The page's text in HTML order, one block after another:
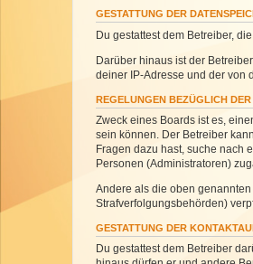
GESTATTUNG DER
Du gestattest dem Betreiber,
Darüber hinaus ist der
deiner IP-Adresse und der von
REGELUNGEN BEZÜGLICH
Zweck eines Boards ist es,
sein können. Der Betreiber
Fragen dazu hast, suche nach
Personen (Administratoren)
Andere als die oben
Strafverfolgungsbehörden)
GESTATTUNG DER
Du gestattest dem Betreiber